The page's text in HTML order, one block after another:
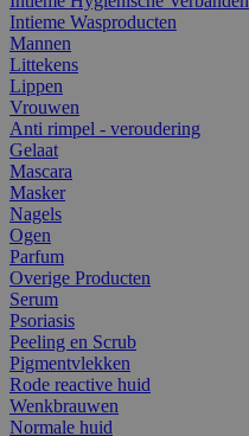
Intieme Wasproducten
Mannen
Littekens
Lippen
Vrouwen
Anti rimpel - veroudering
Gelaat
Mascara
Masker
Nagels
Ogen
Parfum
Overige Producten
Serum
Psoriasis
Peeling en Scrub
Pigmentvlekken
Rode reactive huid
Wenkbrauwen
Normale huid